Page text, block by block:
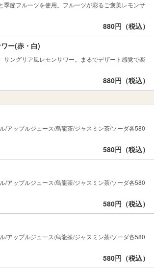
季節フルーツを使用。フルーツが彩るご褒美レモンサ
880円（税込）
ー(赤・白)
サングリア風レモンサワー。まるでデザート感覚で楽
880円（税込）
/アップルジュース/烏龍茶/ジャスミン茶/ソーダ各580
580円（税込）
/アップルジュース/烏龍茶/ジャスミン茶/ソーダ各580
580円（税込）
/アップルジュース/烏龍茶/ジャスミン茶/ソーダ各580
580円（税込）